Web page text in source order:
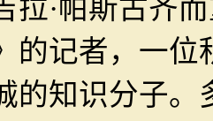
拉·帕斯古齐
的记者，一
的知识分子